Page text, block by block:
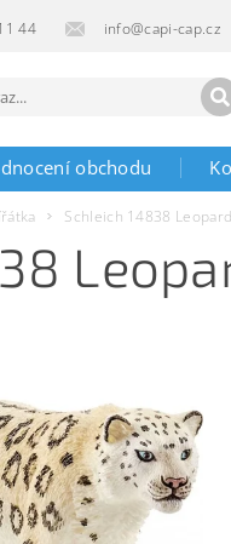
44 info@capi-cap.cz
obchodu
Schleich 14838